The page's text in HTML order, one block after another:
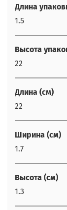
Длина
1.5
Высота
22
Длина (см)
22
Ширина (см)
1.7
Высота (см)
1.3